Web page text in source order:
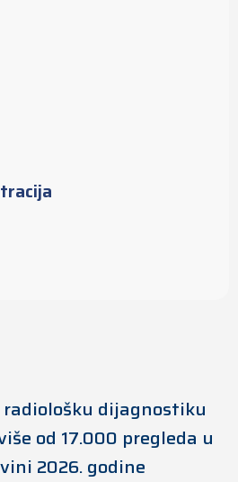
radiološku dijagnostiku
od 17.000 pregleda u
2026. godine